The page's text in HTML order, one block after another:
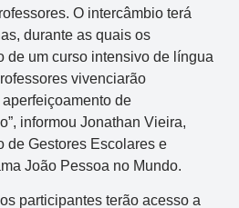
O intercâmbio terá
durante as quais os
de um curso intensivo de língua
vivenciarão
de
informou Jonathan Vieira,
de Gestores Escolares e
João Pessoa no Mundo.
participantes terão acesso a